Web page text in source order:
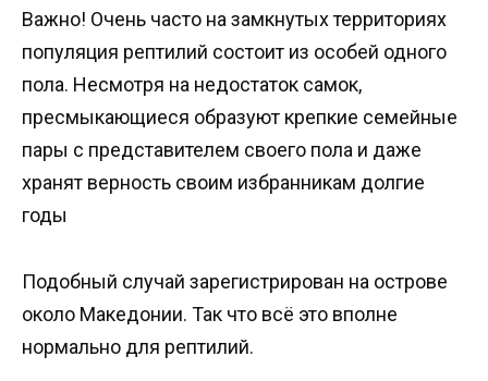
Важно! Очень часто на замкнутых территориях
популяция рептилий состоит из особей одного
пола. Несмотря на недостаток самок,
пресмыкающиеся образуют крепкие семейные
пары с представителем своего пола и даже
хранят верность своим избранникам долгие
годы
Подобный случай зарегистрирован на острове
около Македонии. Так что всё это вполне
нормально для рептилий.